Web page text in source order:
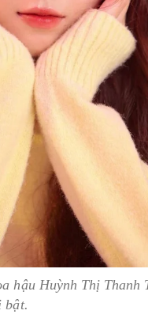
hậu Huỳnh Thị Thanh
bật.